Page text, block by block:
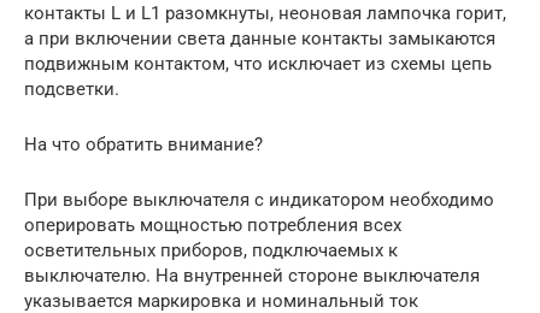
контакты L и L1 разомкнуты, неоновая лампочка горит,
а при включении света данные контакты замыкаются
подвижным контактом, что исключает из схемы цепь
подсветки.
На что обратить внимание?
При выборе выключателя с индикатором необходимо
оперировать мощностью потребления всех
осветительных приборов, подключаемых к
выключателю. На внутренней стороне выключателя
указывается маркировка и номинальный ток